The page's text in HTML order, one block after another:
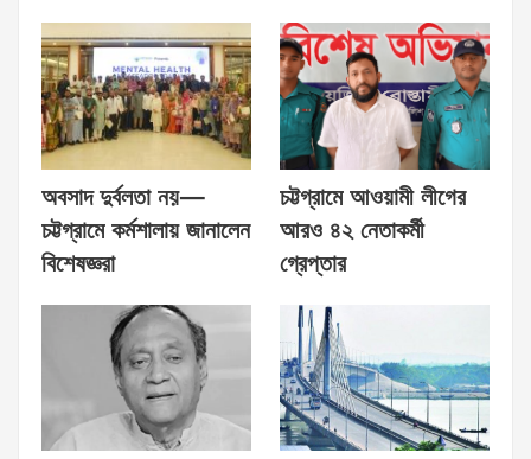
অবসাদ দুর্বলতা নয়—
চট্টগ্রামে কর্মশালায় জানালেন
বিশেষজ্ঞরা
চট্টগ্রামে আওয়ামী লীগের
আরও ৪২ নেতাকর্মী
গ্রেপ্তার